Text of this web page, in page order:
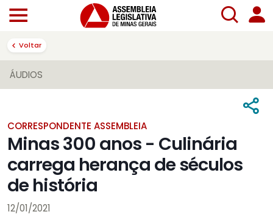
Voltar
ÁUDIOS
CORRESPONDENTE ASSEMBLEIA
Minas 300 anos - Culinária
carrega herança de séculos
de história
12/01/2021